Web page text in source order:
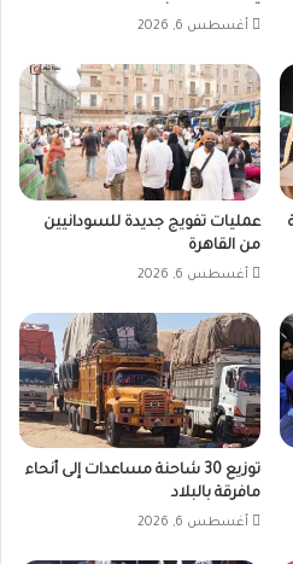
أغسطس 6, 2026
عمليات تفويج جديدة للسودانيين
من القاهرة
أغسطس 6, 2026
توزيع 30 شاحنة مساعدات إلى أنحاء
مافرقة بالبلاد
أغسطس 6, 2026